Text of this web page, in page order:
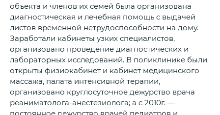
объекта и членов их семей была организована
диагностическая и лечебная помощь с выдачей
листов временной нетрудоспособности на дому.
Заработали кабинеты узких специалистов,
организовано проведение диагностических и
лабораторных исследований. В поликлинике были
открыты физиокабинет и кабинет медицинского
массажа, палата интенсивной терапии,
организовано круглосуточное дежурство врача
реаниматолога-анестезиолога; а с 2010г. —
постоянное дежурство врачей педиатров и